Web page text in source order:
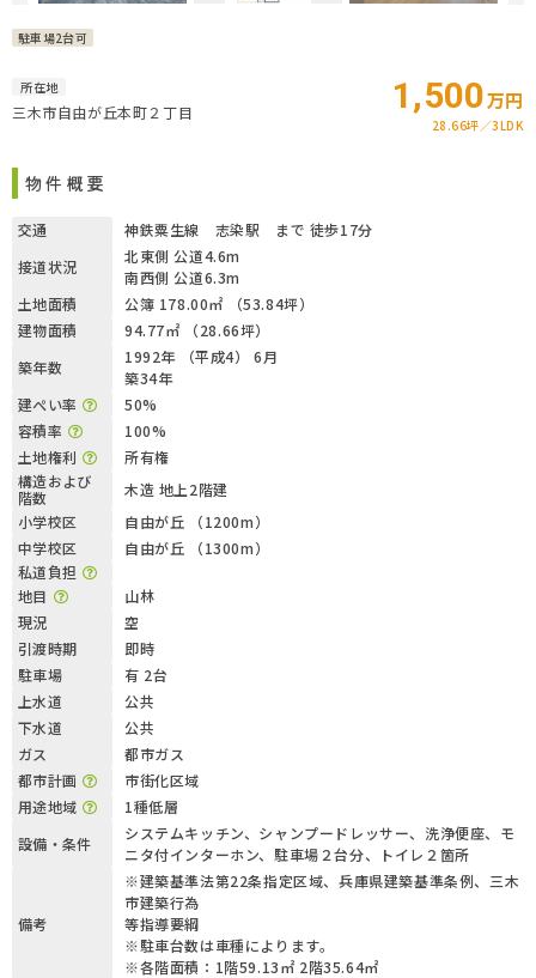
駐車場2台可
所在地
三木市自由が丘本町２丁目 1,500万円
28.66坪 3LDK
物件概要
交通
神鉄粟生線 志染駅 まで 徒歩17分
接道状況
北東側 公道4.6m
南西側 公道6.3m
土地面積
公簿 178.00㎡ （53.84坪）
建物面積
94.77㎡ （28.66坪）
築年数
1992年 （平成4） 6月
築34年
建ぺい率
50%
容積率
100%
土地権利
所有権
構造および
階数
木造 地上2階建
小学校区
自由が丘 （1200m）
中学校区
自由が丘 （1300m）
私道負担
地目
山林
現況
空
引渡時期
即時
駐車場
有 2台
上水道
公共
下水道
公共
ガス
都市ガス
都市計画
市街化区域
用途地域
1種低層
設備・条件
システムキッチン、シャンプードレッサー、洗浄便座、モ
ニタ付インターホン、駐車場２台分、トイレ２箇所
備考
※建築基準法第22条指定区域、兵庫県建築基準条例、三木
市建築行為
等指導要綱
※駐車台数は車種によります。
※各階面積：1階59.13㎡ 2階35.64㎡